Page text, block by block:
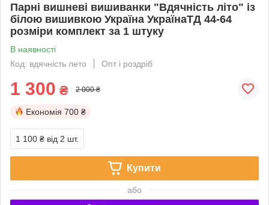
Парні вишневі вишиванки "Вдячність літо" із
білою вишивкою Україна УкраїнаТД 44-64
розміри комплект за 1 штуку
В наявності
Код: вдячність лето
Опт і роздріб
1 300 ₴ 2 000 ₴
Економія 700 ₴
1 100 ₴ від 2 шт.
Купити
або